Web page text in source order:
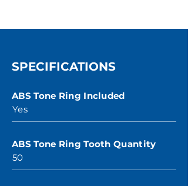
SPECIFICATIONS
ABS Tone Ring Included
Yes
ABS Tone Ring Tooth Quantity
50